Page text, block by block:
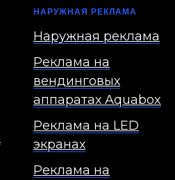
НАРУЖНАЯ РЕКЛАМА
Наружная реклама
Реклама на
вендинговых
аппаратах Aquabox
Реклама на LED
экранах
Реклама на